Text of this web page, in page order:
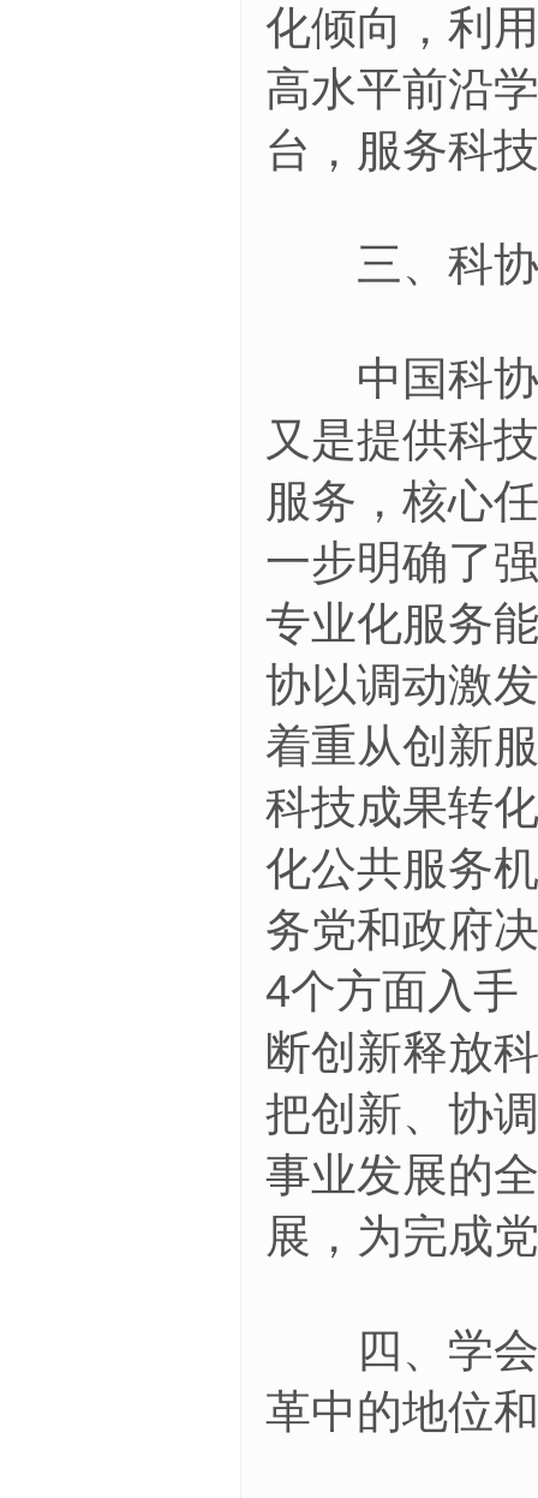
化倾向，利
高水平前沿
台，服务科
三、科协
中国科协
又是提供科
服务，核心
一步明确了
专业化服务
协以调动激
着重从创新
科技成果转
化公共服务
务党和政府
4个方面入手
断创新释放
把创新、协
事业发展的
展，为完成
四、学会
革中的地位